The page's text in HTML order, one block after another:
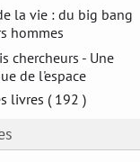
la vie : du big bang
hommes
chercheurs - Une
de l'espace
livres ( 192 )